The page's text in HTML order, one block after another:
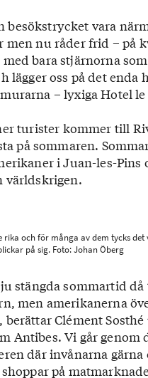
besökstrycket vara
men nu råder frid – på
bara stjärnorna
lägger oss på det enda
– lyxiga Hotel le
turister kommer till
på sommaren.
i Juan-les-Pins
världskrigen.
rika och för många av dem tycks
på sig. Foto: Johan Öberg
stängda sommartid
men amerikanerna
berättar Clément
Antibes. Vi går genom
där invånarna
på